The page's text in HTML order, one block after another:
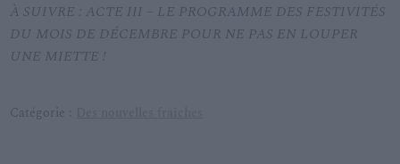
À SUIVRE : ACTE III – LE PROGRAMME DES FESTIVITÉS
DU MOIS DE DÉCEMBRE POUR NE PAS EN LOUPER
UNE MIETTE !
Catégorie :